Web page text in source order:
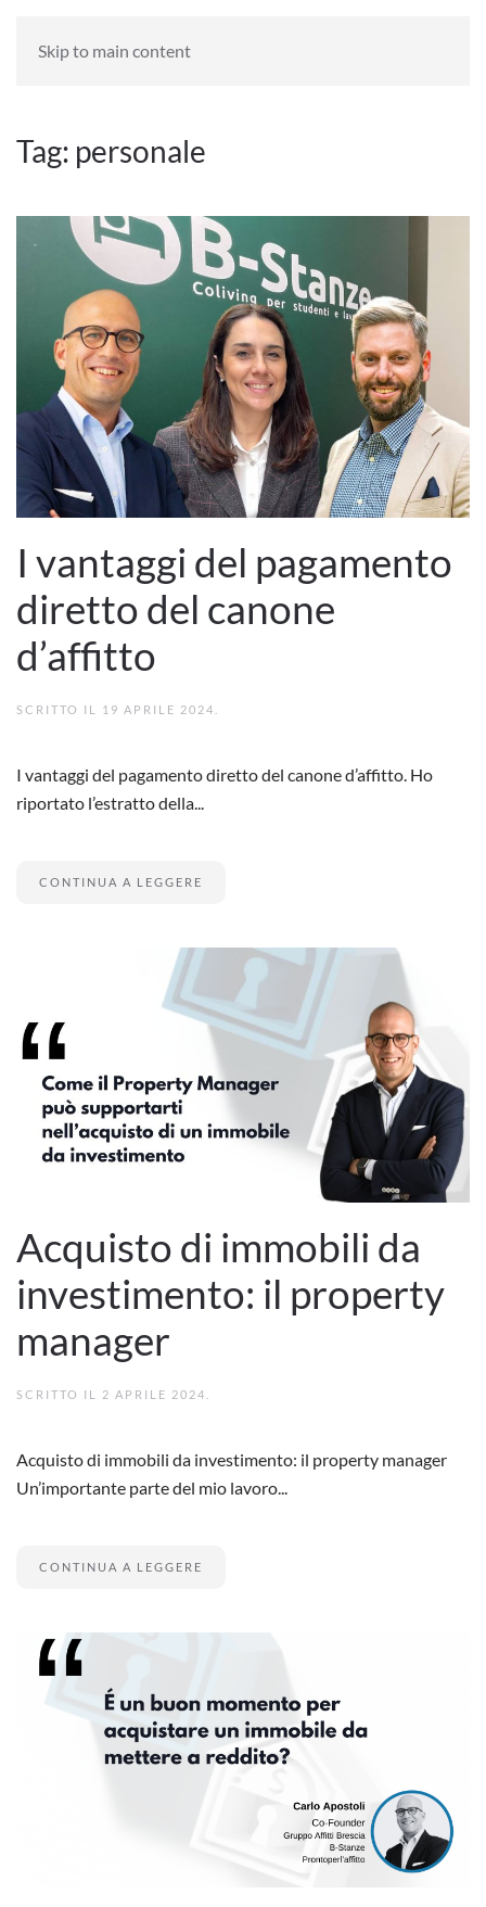
Skip to main content
Tag: personale
I vantaggi del pagamento
diretto del canone
d’affitto
SCRITTO IL 19 APRILE 2024
I vantaggi del pagamento diretto del canone d’affitto. Ho
riportato l’estratto della...
CONTINUA A LEGGERE
Acquisto di immobili da
investimento: il property
manager
SCRITTO IL 2 APRILE 2024
Acquisto di immobili da investimento: il property manager
Un’importante parte del mio lavoro...
CONTINUA A LEGGERE